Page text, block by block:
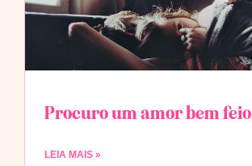
Procuro um amor bem feio
LEIA MAIS »